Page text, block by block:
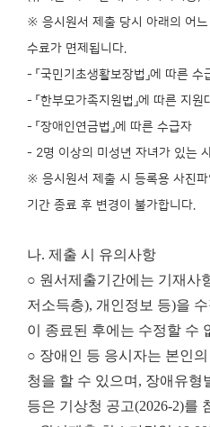
※ 응시원서 제출 당시 아래의 어
수료가 면제됩니다.
- 「국민기초생활보장법」에 따른
- 「한부모가족지원법」에 따른 지원
- 「장애인연금법」에 따른 수급자
- 2명 이상의 미성년 자녀가 있는
※ 응시원서 제출 시 등록용 사진
기간 종료 후 변경이 불가합니다.
나. 제출 시 유의사항
○ 원서제출기간에는 기재사
저소득층), 개인정보 등)을
이 종료된 후에는 수정할 수
○ 장애인 등 응시자는 본인
청을 할 수 있으며, 장애유형
등은 기상청 공고(2026-2)를